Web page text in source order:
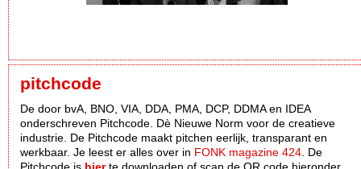
pitchcode
De door bvA, BNO, VIA, DDA, PMA, DCP, DDMA en IDEA
onderschreven Pitchcode. Dè Nieuwe Norm voor de creatieve
industrie. De Pitchcode maakt pitchen eerlijk, transparant en
werkbaar. Je leest er alles over in FONK magazine 424 . De
Pitchcode is hierte downloaden of scan de QR code hieronder.